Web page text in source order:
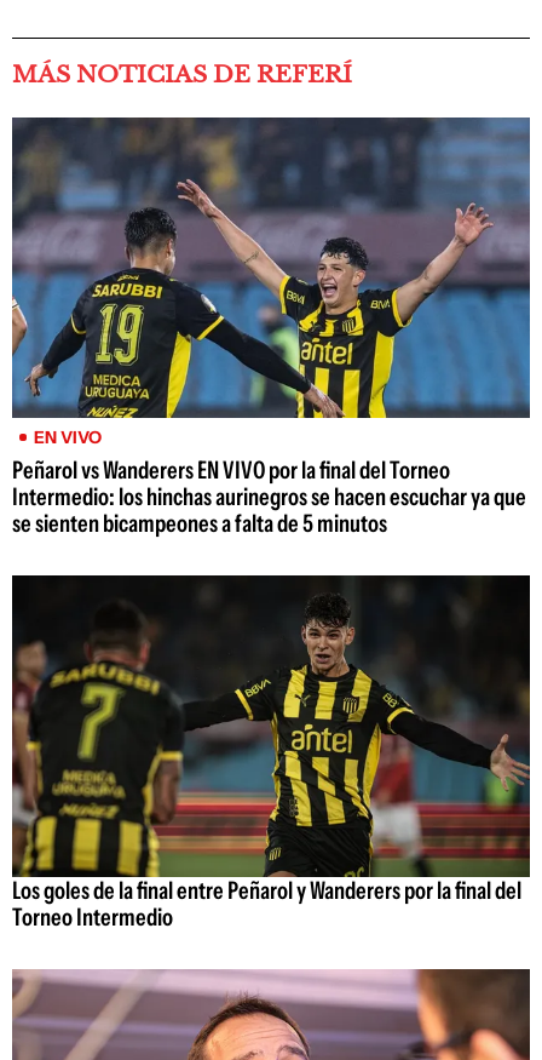
MÁS NOTICIAS DE REFERÍ
EN VIVO
Peñarol vs Wanderers EN VIVO por la final del Torneo
Intermedio: los hinchas aurinegros se hacen escuchar ya que
se sienten bicampeones a falta de 5 minutos
Los goles de la final entre Peñarol y Wanderers por la final del
Torneo Intermedio